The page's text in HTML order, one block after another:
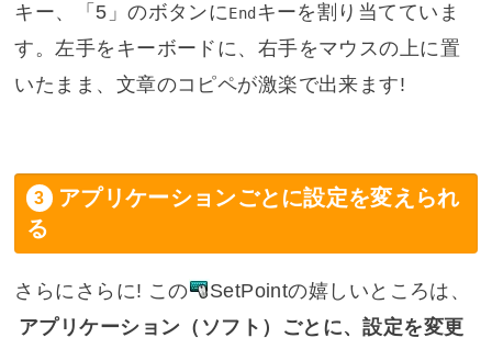
キー、「5」のボタンにEnd キーを割り当てていま
す。左手をキーボードに、右手をマウスの上に置
いたまま、文章のコピペが激楽で出来ます!
アプリケーションごとに設定を変えられ
る
さらにさらに! この SetPointの嬉しいところは、
アプリケーション（ソフト）ごとに、設定を変更